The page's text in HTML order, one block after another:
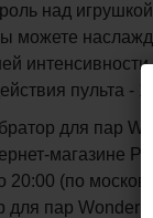
над
можете
пульта -
для пар
магазине
20:00 (по
пар